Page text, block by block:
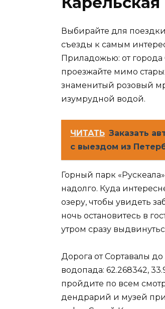
Выбирайте для
съезды к самым
Приладожью: от города
проезжайте мимо
знаменитый розовый
изумрудной водой.
ЧИТАТЬ Заказать
с выездом из
Горный парк
надолго. Куда
озеру, чтобы увидеть
ночь остановитесь в
утром сразу
Дорога от Сортавалы
водопада: 62.268342,
пройдите по всем
дендрарий и музей